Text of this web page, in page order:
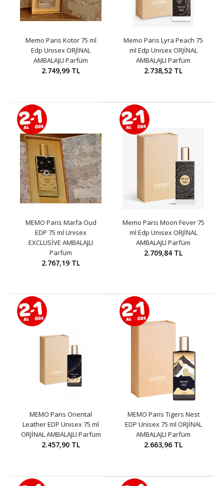
Memo Paris Kotor 75 ml
Edp Unısex ORJİNAL
AMBALAJLI Parfüm
2.749,99 TL
Memo Paris Lyra Peach 75
ml Edp Unısex ORJİNAL
AMBALAJLI Parfüm
2.738,52 TL
MEMO Paris Marfa Oud
EDP 75 ml Unisex
EXCLUSİVE AMBALAJLI
Parfüm
2.767,19 TL
Memo Paris Moon Fever 75
ml Edp Unısex ORJİNAL
AMBALAJLI Parfüm
2.709,84 TL
MEMO Paris Oriental
Leather EDP Unisex 75 ml
ORJİNAL AMBALAJLI Parfüm
2.457,90 TL
MEMO Paris Tigers Nest
EDP Unisex 75 ml ORJİNAL
AMBALAJLI Parfüm
2.663,96 TL